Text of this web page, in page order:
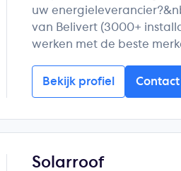
uw
van Belivert (3000+
werken met de beste
Bekijk profiel
Solarroof